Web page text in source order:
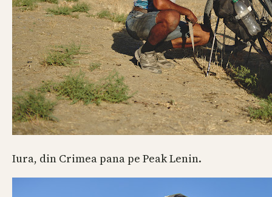
Iura, din Crimea pana pe Peak Lenin.